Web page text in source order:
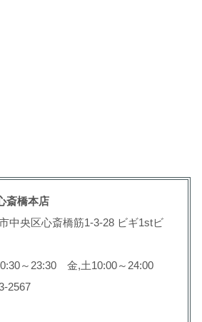
斎橋本店
中央区心斎橋筋1-3-28 ビギ1stビ
～23:30 金,土10:00～24:00
2567